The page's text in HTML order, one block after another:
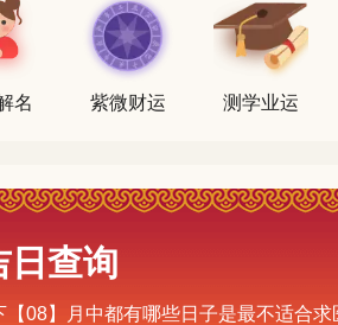
名 紫微财运 测学业运
日查询
08】月中都有哪些日子是最不适合求